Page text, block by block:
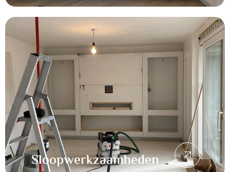
Sloopwerkzaamheden